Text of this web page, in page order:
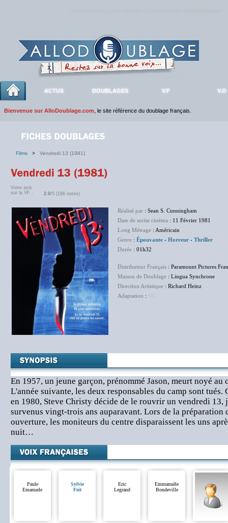
ACTUS DOUBLAGES V.F V.O
Bienvenue sur AlloDoublage.com , le site référence du doublage français.
Films > Vendredi 13 (1981)
Votre avis
sur la VF :
2.0/5 (186 notes)
Réalisé par : Sean S. Cunningham
Date de sortie cinéma : 11 Février 1981
Long Métrage : Américain
Genre : Épouvante - Horreur - Thriller
Durée : 01h32
Distributeur Français : Paramount Pictures
Maison de Doublage : Lingua Synchrone
Direction Artistique : Richard Heinz
Adaptation : NC
En 1957, un jeune garçon, prénommé Jason, meurt noyé au
L'année suivante, les deux responsables du camp sont
en 1980, Steve Christy décide de le rouvrir un vendredi 13,
survenus vingt-trois ans auparavant. Lors de la préparation
ouverture, les moniteurs du centre disparaissent les uns
nuit…
Paule
Emanuele
Sylvie
Feit
Eric
Legrand
Emmanuèle
Bondeville